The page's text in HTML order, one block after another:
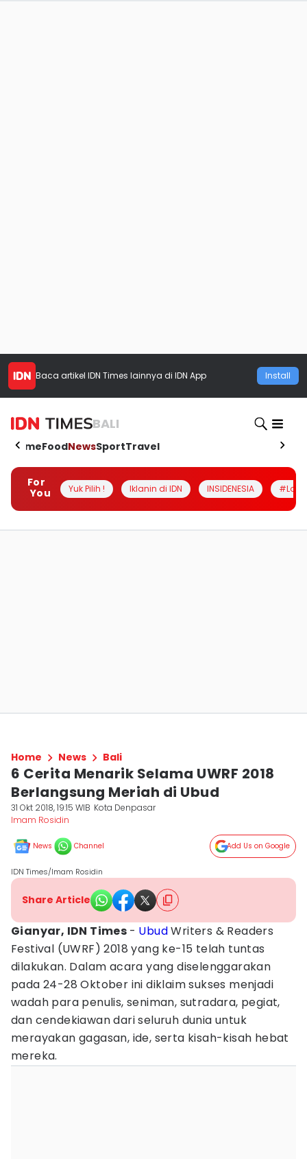
Baca artikel IDN Times lainnya di IDN App Install
BALI
HomeFoodNewsSportTravel
For
You
Yuk Pilih ! Iklanin di IDN INSIDENESIA
Home News Bali
6 Cerita Menarik Selama UWRF 2018
Berlangsung Meriah di Ubud
31 Okt 2018, 19:15 WIB Kota Denpasar
Imam Rosidin
News Channel Add Us on Google
IDN Times/Imam Rosidin
Share Article
Gianyar, IDN Times - UbudWriters & Readers
Festival (UWRF) 2018 yang ke-15 telah tuntas
dilakukan. Dalam acara yang diselenggarakan
pada 24-28 Oktober ini diklaim sukses menjadi
wadah para penulis, seniman, sutradara, pegiat,
dan cendekiawan dari seluruh dunia untuk
merayakan gagasan, ide, serta kisah-kisah hebat
mereka.